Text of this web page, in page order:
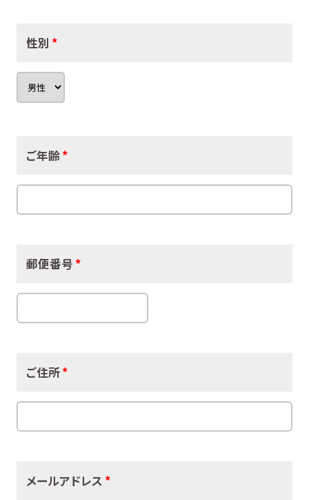
性別 *
ご年齢*
郵便番号 *
ご住所*
メールアドレス *